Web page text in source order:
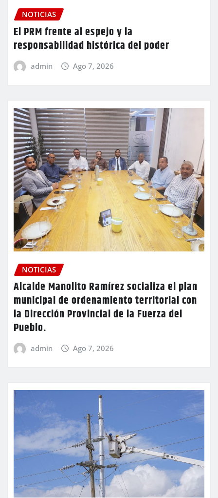
NOTICIAS
El PRM frente al espejo y la
responsabilidad histórica del poder
admin Ago 7, 2026
NOTICIAS
Alcalde Manolito Ramírez socializa el plan
municipal de ordenamiento territorial con
la Dirección Provincial de la Fuerza del
Pueblo.
admin Ago 7, 2026